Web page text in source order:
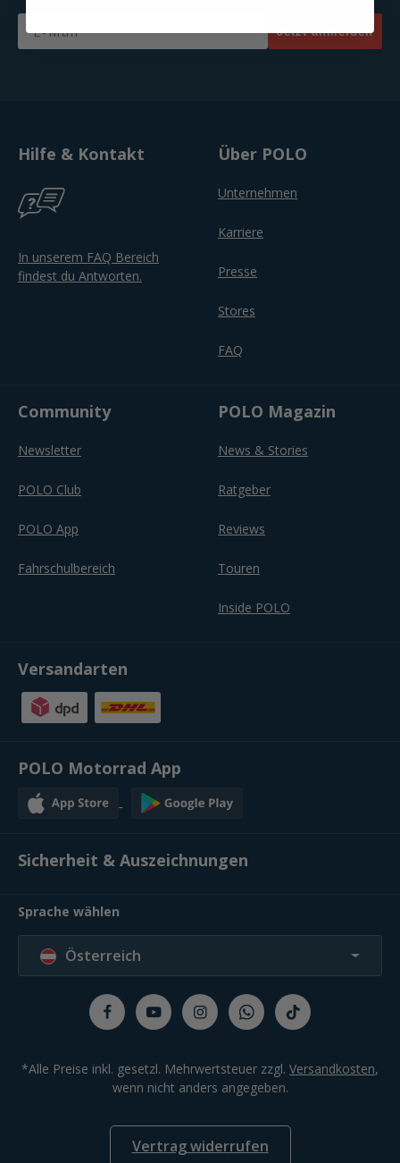
Email
Jetzt anmelden
Hilfe & Kontakt
In unserem FAQ Bereich
findest du Antworten.
Über POLO
Unternehmen
Karriere
Presse
Stores
FAQ
Community
Newsletter
POLO Club
POLO App
Fahrschulbereich
POLO Magazin
News & Stories
Ratgeber
Reviews
Touren
Inside POLO
Versandarten
POLO Motorrad App
Sicherheit & Auszeichnungen
Sprache wählen
Österreich
*Alle Preise inkl. gesetzl. Mehrwertsteuer zzgl. Versandkosten,
wenn nicht anders angegeben.
Vertrag widerrufen